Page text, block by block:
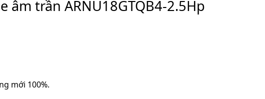
âm trần ARNU18GTQB4-2.5Hp
mới 100%.